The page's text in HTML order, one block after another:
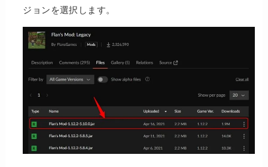
ジョンを選択します。